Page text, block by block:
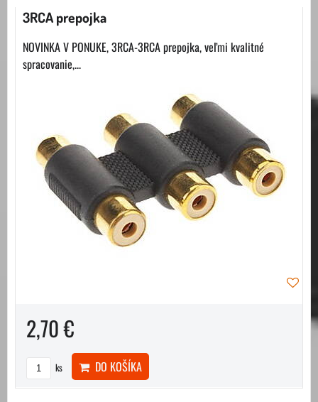
3RCA prepojka
NOVINKA V PONUKE, 3RCA-3RCA prepojka, veľmi kvalitné
spracovanie,...
2,70 €
ks DO KOŠÍKA